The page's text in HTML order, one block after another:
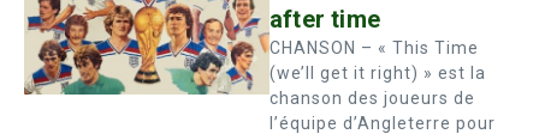
after time
CHANSON – « This Time
(we’ll get it right) » est la
chanson des joueurs de
l’équipe d’Angleterre pour